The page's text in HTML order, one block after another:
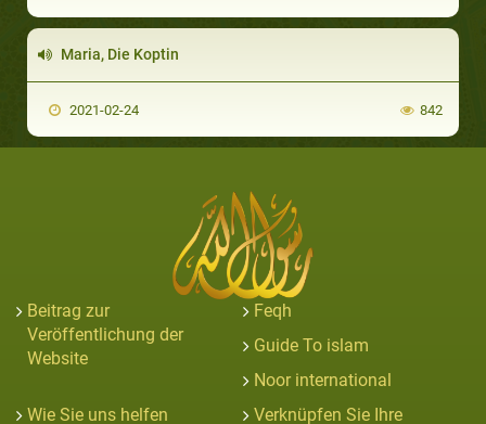
Maria, Die Koptin
2021-02-24 842
Beitrag zur
Veröffentlichung der
Website
Feqh
Guide To islam
Noor international
Wie Sie uns helfen
Verknüpfen Sie Ihre